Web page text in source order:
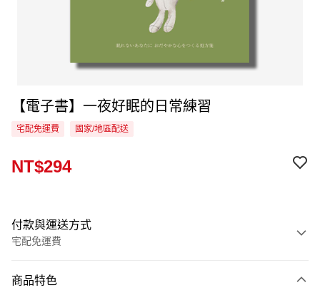
【電子書】一夜好眠的日常練習
宅配免運費 國家/地區配送
NT$294
付款與運送方式
宅配免運費
信用卡一次付款
商品特色